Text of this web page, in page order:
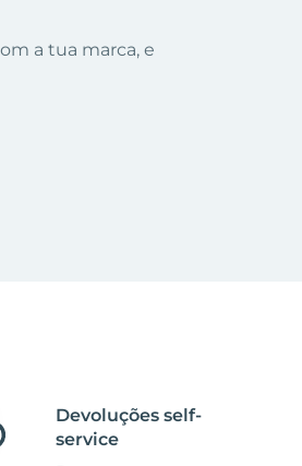
a tua marca, e
Devoluções self-
service